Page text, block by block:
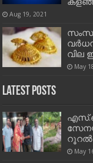
Aug 19, 2021
വില
May
Latest Posts
റൂറൽ
May